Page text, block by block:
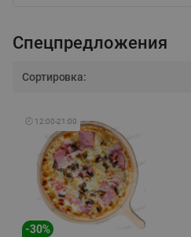
Спецпредложения
Сортировка:
🕘 12:00-21:00
-30%